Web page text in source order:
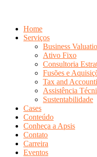
Home
Serviços
Business
Ativo Fixo
Consultoria
Fusões e
Tax and
Assistência
Sustentabilidade
Cases
Conteúdo
Conheça a Apsis
Contato
Carreira
Eventos